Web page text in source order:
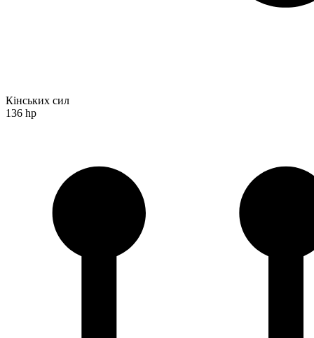
Кінських сил
136 hp